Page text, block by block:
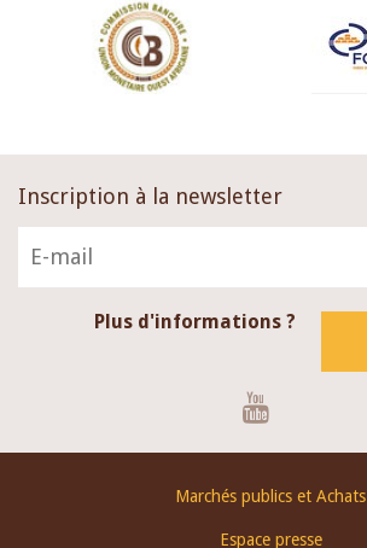
Inscription à la newsletter
Plus d'informations ?
Marchés publics et Achats
Espace presse